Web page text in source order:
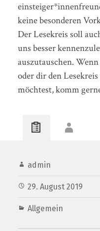
keine besonderen
Der Lesekreis soll
uns besser
auszutauschen.
oder dir den
möchtest, komm
admin
29. August 2019
Allgemein